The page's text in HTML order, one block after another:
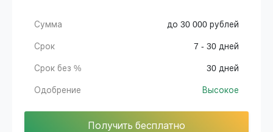
Сумма до 30 000 рублей
Срок 7 - 30 дней
Срок без % 30 дней
Одобрение Высокое
Получить бесплатно